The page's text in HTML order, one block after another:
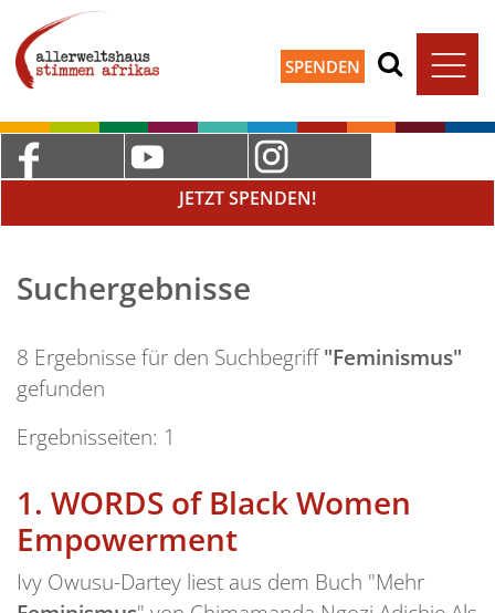
SPENDEN
JETZT SPENDEN!
Suchergebnisse
8 Ergebnisse für den Suchbegriff"Feminismus"
gefunden
Ergebnisseiten: 1
1. WORDS of Black Women
Empowerment
Ivy Owusu-Dartey liest aus dem Buch "Mehr